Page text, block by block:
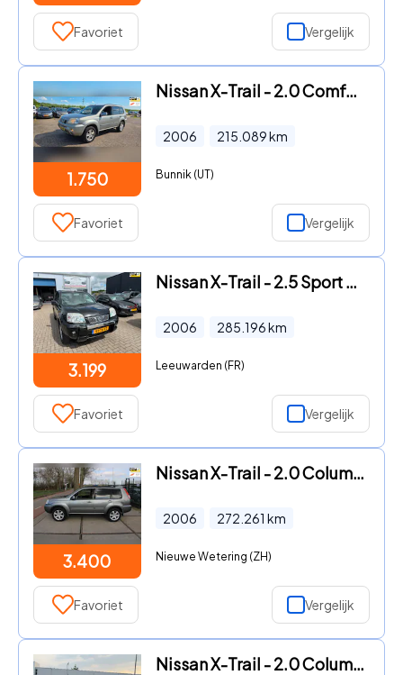
Favoriet Vergelijk
1.750
Nissan X-Trail - 2.0 Comfort 2wd Airco
2006 215.089km
Bunnik (UT)
Favoriet Vergelijk
3.199
Nissan X-Trail - 2.5 Sport Outdoor
2006 285.196km
Leeuwarden (FR)
Favoriet Vergelijk
3.400
Nissan X-Trail - 2.0 Columbia Style 4x4
2006 272.261 km
Nieuwe Wetering (ZH)
Favoriet Vergelijk
Nissan X-Trail - 2.0 Columbia Style 2wd/ PANO/ TREKHAAK